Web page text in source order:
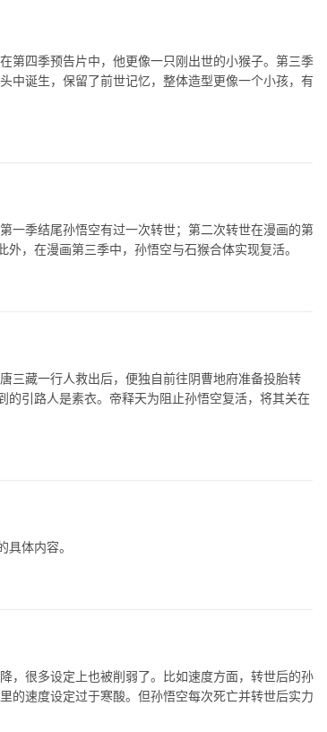
第四季预告片中，他更像一只刚出世的小猴子。第三季
中诞生，保留了前世记忆，整体造型更像一个小孩，有
一季结尾孙悟空有过一次转世；第二次转世在漫画的第
，在漫画第三季中，孙悟空与石猴合体实现复活。
三藏一行人救出后，便独自前往阴曹地府准备投胎转
引路人是素衣。帝释天为阻止孙悟空复活，将其关在
具体内容。
，很多设定上也被削弱了。比如速度方面，转世后的孙
的速度设定过于寒酸。但孙悟空每次死亡并转世后实力